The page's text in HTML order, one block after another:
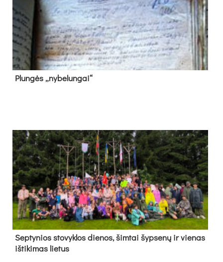
Plun­gės „ny­be­lun­gai“
Sep­ty­nios sto­vyk­los die­nos, šim­tai šyp­se­nų ir vie­nas
iš­ti­ki­mas lie­tus